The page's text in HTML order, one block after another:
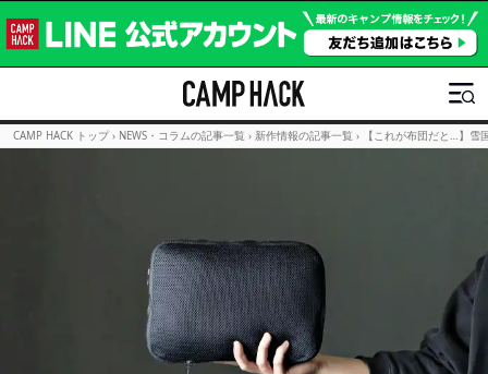
CAMP HACK トップ › NEWS・コラムの記事一覧 › 新作情報の記事一覧 › 【これが布団だと…】雪